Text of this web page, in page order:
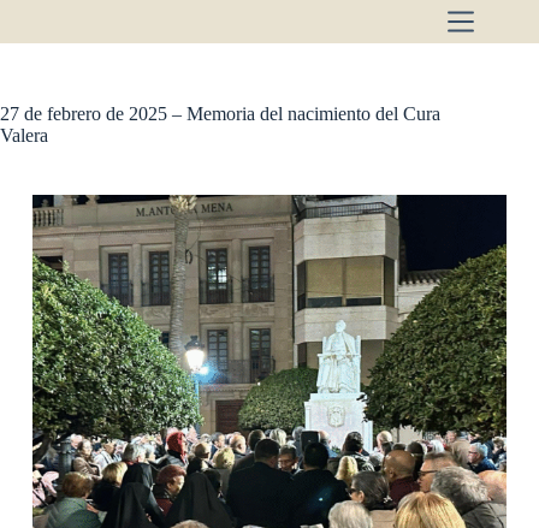
27 de febrero de 2025 – Memoria del nacimiento del Cura
Valera